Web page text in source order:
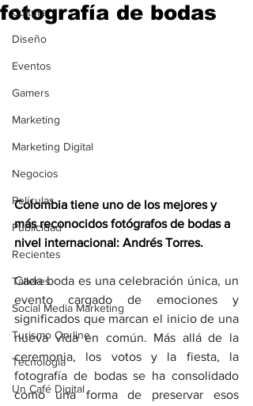
Cultura
Diseño
Eventos
Gamers
Marketing
Marketing Digital
Negocios
Películas
Publicidad
Recientes
Talleres
Social Media Marketing
Turismo On line
Tecnología
Un Café Digital
fotografía de bodas
Colombia tiene uno de los mejores y
más reconocidos fotógrafos de bodas a
nivel internacional: Andrés Torres.
Cada boda es una celebración única, un
evento cargado de emociones y
significados que marcan el inicio de una
nueva vida en común. Más allá de la
ceremonia, los votos y la fiesta, la
fotografía de bodas se ha consolidado
como una forma de preservar esos